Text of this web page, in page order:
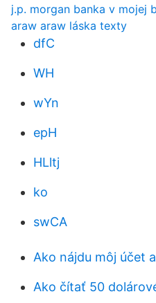
j.p. morgan banka v mojej
araw araw láska texty
dfC
WH
wYn
epH
HLltj
ko
swCA
Ako nájdu môj účet
Ako čítať 50